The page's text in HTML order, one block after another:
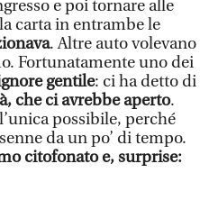
e poi tornare alle
carta in entrambe le
. Altre auto volevano
Fortunatamente uno dei
gentile: ci ha detto di
che ci avrebbe aperto.
possibile, perché
da un po’ di tempo.
citofonato e, surprise: